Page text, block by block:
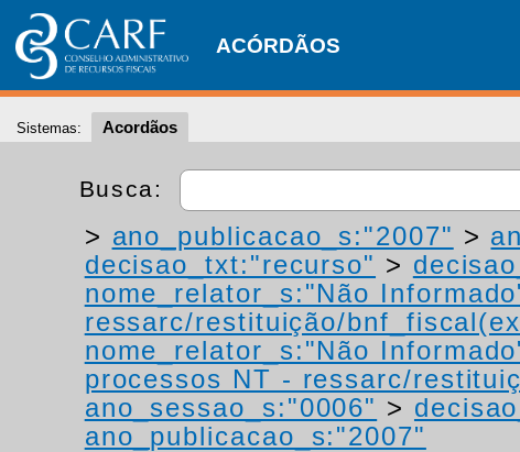
ACÓRDÃOS
Sistemas: Acordãos
Busca:
> ano_publicacao_s:"2007" >
decisao_txt:"recurso" >
nome_relator_s:"Não
ressarc/restituição/
nome_relator_s:"Não
processos NT - ressarc/
ano_sessao_s:"0006" >
ano_publicacao_s:"2007"